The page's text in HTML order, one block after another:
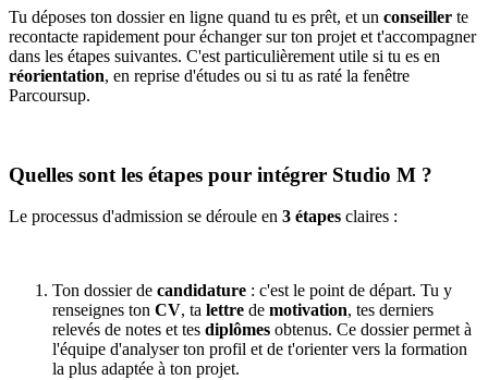
Tu déposes ton dossier en ligne quand tu es prêt, et un conseiller te
recontacte rapidement pour échanger sur ton projet et t'accompagner
dans les étapes suivantes. C'est particulièrement utile si tu es en
réorientation, en reprise d'études ou si tu as raté la fenêtre
Parcoursup.
Quelles sont les étapes pour intégrer Studio M ?
Le processus d'admission se déroule en 3 étapes claires :
Ton dossier de candidature : c'est le point de départ. Tu y
renseignes ton CV, ta lettre de motivation, tes derniers
relevés de notes et tes diplômes obtenus. Ce dossier permet à
l'équipe d'analyser ton profil et de t'orienter vers la formation
la plus adaptée à ton projet.